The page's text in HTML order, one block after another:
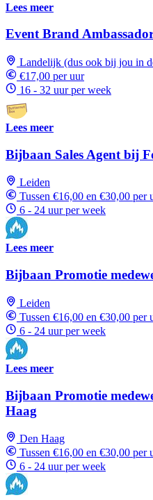
Lees meer
Event Brand
Landelijk (dus ook bij jou in
€17,00 per uur
16 - 32 uur per week
Lees meer
Bijbaan Sales Agent bij
Leiden
Tussen €16,00 en €30,00 per
6 - 24 uur per week
Lees meer
Bijbaan Promotie
Leiden
Tussen €16,00 en €30,00 per
6 - 24 uur per week
Lees meer
Bijbaan Promotie
Haag
Den Haag
Tussen €16,00 en €30,00 per
6 - 24 uur per week